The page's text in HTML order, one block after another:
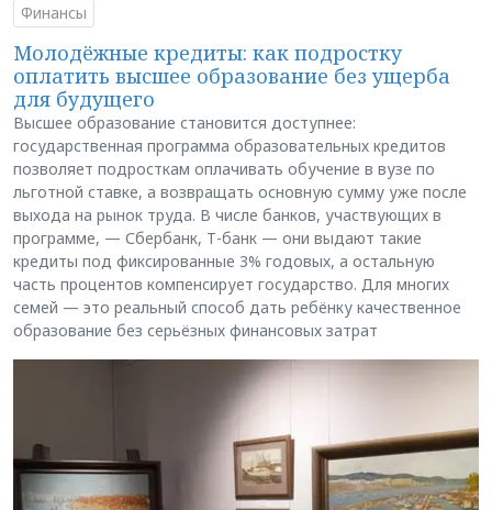
Финансы
Молодёжные кредиты: как подростку
оплатить высшее образование без ущерба
для будущего
Высшее образование становится доступнее:
государственная программа образовательных кредитов
позволяет подросткам оплачивать обучение в вузе по
льготной ставке, а возвращать основную сумму уже после
выхода на рынок труда. В числе банков, участвующих в
программе, — Сбербанк, Т-банк — они выдают такие
кредиты под фиксированные 3% годовых, а остальную
часть процентов компенсирует государство. Для многих
семей — это реальный способ дать ребёнку качественное
образование без серьёзных финансовых затрат